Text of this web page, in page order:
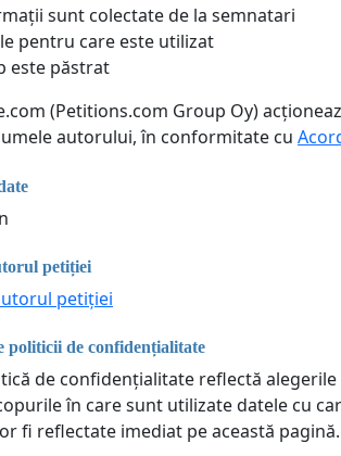
sunt colectate de la semnatari
pentru care este utilizat
este păstrat
(Petitions.com Group Oy)
autorului, în conformitate cu
petiției
petiției
politicii de confidențialitate
de confidențialitate reflectă
în care sunt utilizate datele cu
fi reflectate imediat pe această pagină.